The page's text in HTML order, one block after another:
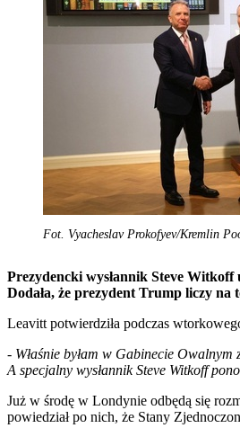
Fot. Vyacheslav Prokofyev/Kremlin
Prezydencki wysłannik Steve
Dodała, że prezydent Trump liczy
Leavitt potwierdziła podczas
- Właśnie byłam w Gabinecie
A specjalny wysłannik Steve Witkoff
Już w środę w Londynie odbędą się
powiedział po nich, że Stany